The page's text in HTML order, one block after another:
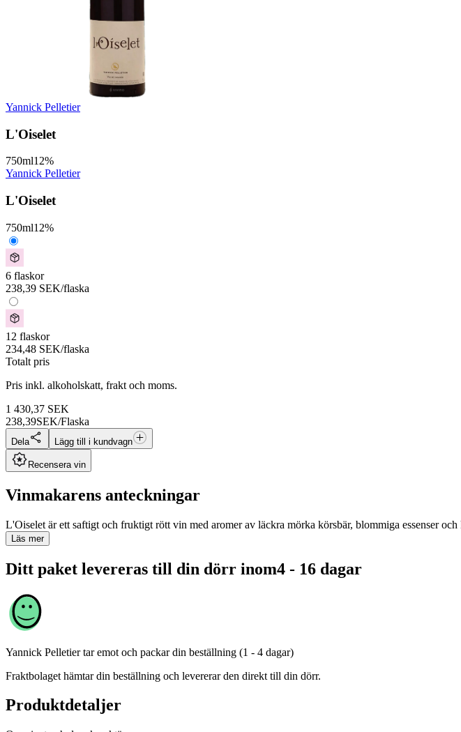
Yannick Pelletier
L'Oiselet
750ml12%
Yannick Pelletier
L'Oiselet
750ml12%
6 flaskor
238,39 SEK/flaska
12 flaskor
234,48 SEK/flaska
Totalt pris
Pris inkl. alkoholskatt, frakt och moms.
1 430,37 SEK
238,39SEK/Flaska
Dela Lägg till i kundvagn
Recensera vin
Vinmakarens anteckningar
L'Oiselet är ett saftigt och fruktigt rött vin med aromer av läckra mörka körsbär, blommiga essenser
Läs mer
Ditt paket levereras till din dörr inom4 - 16 dagar
Yannick Pelletier tar emot och packar din beställning (1 - 4 dagar)
Fraktbolaget hämtar din beställning och levererar den direkt till din dörr.
Produktdetaljer